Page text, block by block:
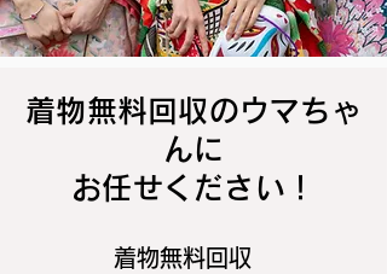
着物無料回収のウマちゃ
んに
お任せください！
着物無料回収